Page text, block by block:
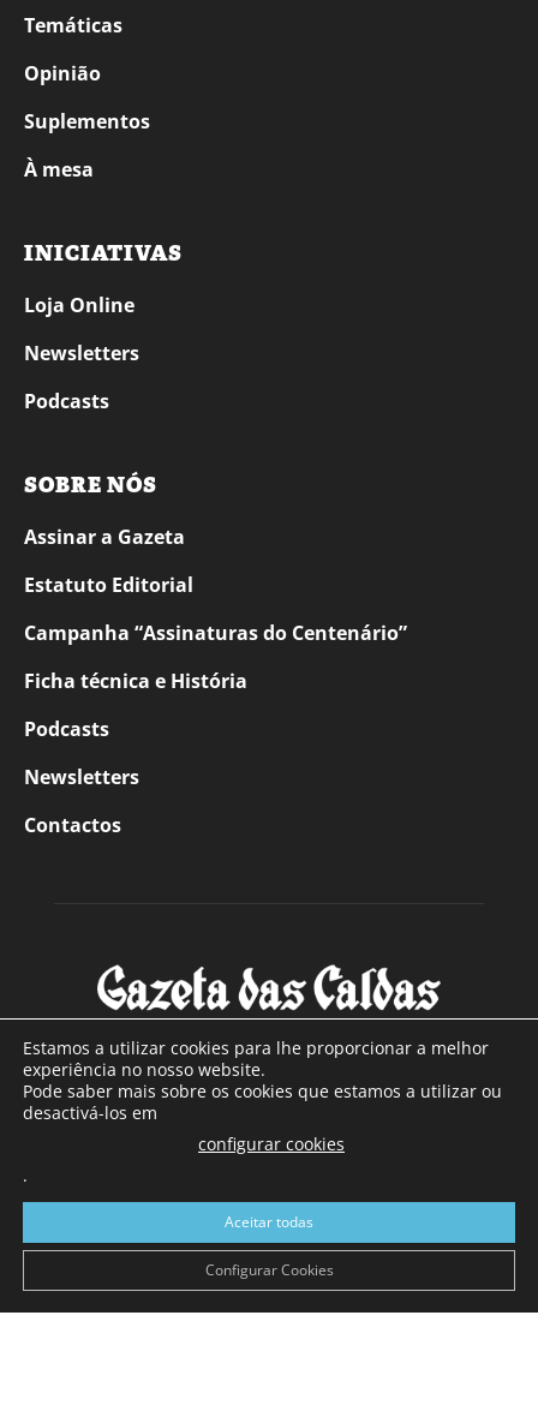
Temáticas
Opinião
Suplementos
À mesa
INICIATIVAS
Loja Online
Newsletters
Podcasts
SOBRE NÓS
Assinar a Gazeta
Estatuto Editorial
Campanha “Assinaturas do Centenário”
Ficha técnica e História
Podcasts
Newsletters
Contactos
SOBRE NÓS
Com sede nas Caldas da Rainha e mais de 90 anos de
a sul de distrito de Leiria, com mais de 40.000 leitores por
toda a região Oeste. Jornal com distribuição em Portugal
Continental e assinatura online.
Estamos a utilizar cookies para lhe proporcionar a melhor
experiência no nosso website.
Pode saber mais sobre os cookies que estamos a utilizar ou
desactivá-los em
configurar cookies
.
Aceitar todas
Configurar Cookies